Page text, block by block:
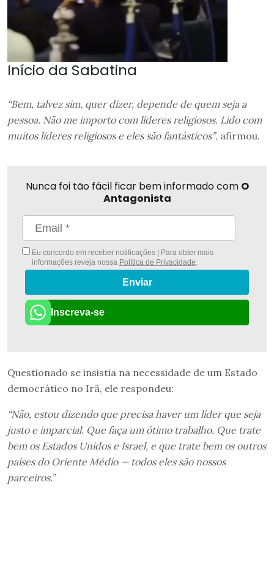
Início da Sabatina
“Bem, talvez sim, quer dizer, depende de quem seja a
pessoa. Não me importo com líderes religiosos. Lido com
muitos líderes religiosos e eles são fantásticos”, afirmou.
Nunca foi tão fácil ficar bem informado com O
Antagonista
Eu concordo em receber notificações | Para obter mais
informações reveja nossa Política de Privacidade.
Enviar
Inscreva-se
Questionado se insistia na necessidade de um Estado
democrático no Irã, ele respondeu:
“Não, estou dizendo que precisa haver um líder que seja
justo e imparcial. Que faça um ótimo trabalho. Que trate
bem os Estados Unidos e Israel, e que trate bem os outros
países do Oriente Médio — todos eles são nossos
parceiros.”